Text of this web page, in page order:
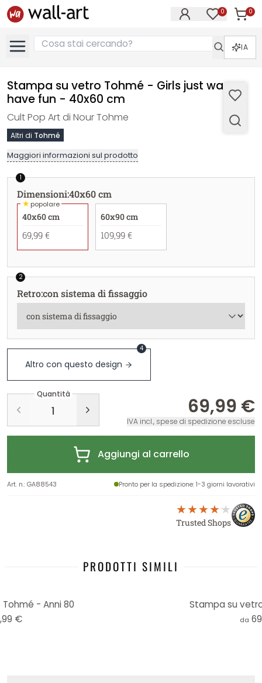
0 0
IA
Stampa su vetro Tohmé - Girls just wann
have fun - 40x60 cm
Cult Pop Art di Nour Tohme
Altri di Tohmé
Maggiori informazioni sul prodotto
1
Dimensioni:40x60 cm
★popolare
40x60 cm
69,99 €
60x90 cm
109,99 €
2
Retro:con sistema di fissaggio
Altro con questo design
4
Quantità
69,99 €
IVA incl., spese di spedizione escluse
Aggiungi al carrello
Art. n.:GA88543 Pronto per la spedizione: 1-3 giorni lavorativi
Trusted Shops
PRODOTTI SIMILI
- Anni 80
€
Stampa su
da